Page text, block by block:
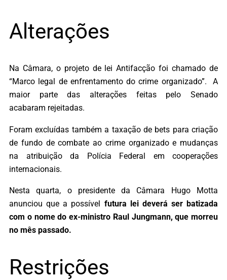
Alterações
Na Câmara, o projeto de lei Antifacção foi chamado de
“Marco legal de enfrentamento do crime organizado”. A
maior parte das alterações feitas pelo Senado
acabaram rejeitadas.
Foram excluídas também a taxação de bets para criação
de fundo de combate ao crime organizado e mudanças
na atribuição da Polícia Federal em cooperações
internacionais.
Nesta quarta, o presidente da Câmara Hugo Motta
anunciou que a possível futura lei deverá ser batizada
com o nome do ex-ministro Raul Jungmann, que morreu
no mês passado.
Restrições